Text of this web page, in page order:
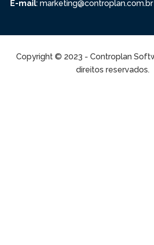
E-mail: marketing@controplan.com.br
Copyright © 2023 - Controplan
direitos reservados.